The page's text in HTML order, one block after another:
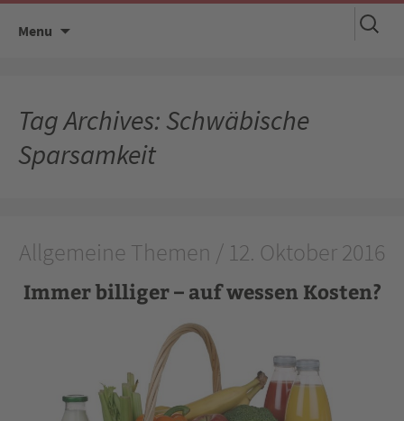
Menu
Suchen
nach:
Tag Archives: Schwäbische
Sparsamkeit
Allgemeine Themen / 12. Oktober 2016
Immer billiger – auf wessen Kosten?